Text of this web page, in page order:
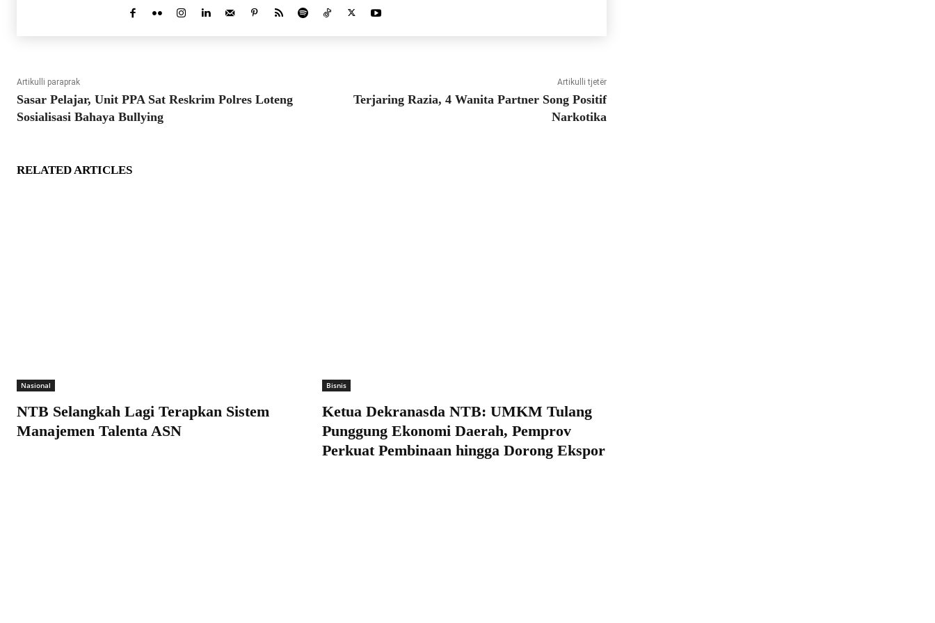
Artikulli paraprak
Sasar Pelajar, Unit PPA Sat Reskrim Polres Loteng
Sosialisasi Bahaya Bullying
Artikulli tjetër
Terjaring Razia, 4 Wanita Partner Song Positif
Narkotika
RELATED ARTICLES
Nasional
NTB Selangkah Lagi Terapkan Sistem
Manajemen Talenta ASN
Bisnis
Ketua Dekranasda NTB: UMKM Tulang
Punggung Ekonomi Daerah, Pemprov
Perkuat Pembinaan hingga Dorong Ekspor